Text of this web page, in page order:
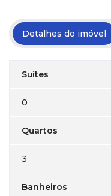
Detalhes do imóvel
Suítes
0
Quartos
3
Banheiros